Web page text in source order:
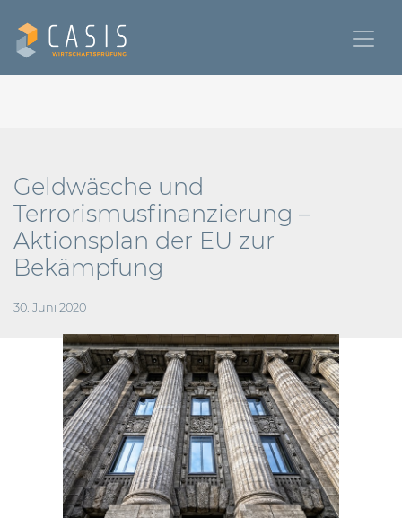
Geldwäsche und
Terrorismusfinanzierung –
Aktionsplan der EU zur
Bekämpfung
30. Juni 2020